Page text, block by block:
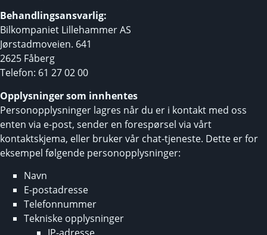
Behandlingsansvarlig:
Bilkompaniet Lillehammer AS
Jørstadmoveien. 641
2625 Fåberg
Telefon: 61 27 02 00
Opplysninger som innhentes
Personopplysninger lagres når du er i kontakt med oss
enten via e-post, sender en forespørsel via vårt
kontaktskjema, eller bruker vår chat-tjeneste. Dette er for
eksempel følgende personopplysninger:
Navn
E-postadresse
Telefonnummer
Tekniske opplysninger